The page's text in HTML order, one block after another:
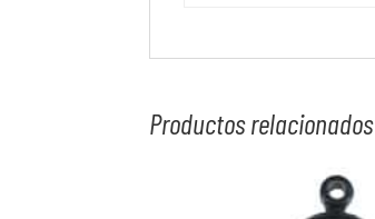
Productos relacionados